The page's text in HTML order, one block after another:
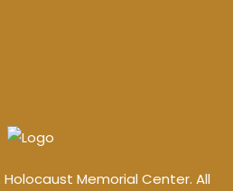
Holocaust Memorial Center. All